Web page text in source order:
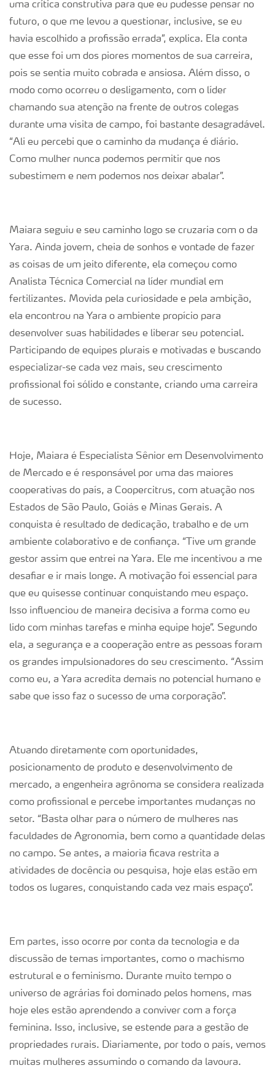
uma crítica construtiva para que eu pudesse pensar no
futuro, o que me levou a questionar, inclusive, se eu
havia escolhido a profissão errada”, explica. Ela conta
que esse foi um dos piores momentos de sua carreira,
pois se sentia muito cobrada e ansiosa. Além disso, o
modo como ocorreu o desligamento, com o líder
chamando sua atenção na frente de outros colegas
durante uma visita de campo, foi bastante desagradável.
“Ali eu percebi que o caminho da mudança é diário.
Como mulher nunca podemos permitir que nos
subestimem e nem podemos nos deixar abalar”.
Maiara seguiu e seu caminho logo se cruzaria com o da
Yara. Ainda jovem, cheia de sonhos e vontade de fazer
as coisas de um jeito diferente, ela começou como
Analista Técnica Comercial na líder mundial em
fertilizantes. Movida pela curiosidade e pela ambição,
ela encontrou na Yara o ambiente propício para
desenvolver suas habilidades e liberar seu potencial.
Participando de equipes plurais e motivadas e buscando
especializar-se cada vez mais, seu crescimento
profissional foi sólido e constante, criando uma carreira
de sucesso.
Hoje, Maiara é Especialista Sênior em Desenvolvimento
de Mercado e é responsável por uma das maiores
cooperativas do país, a Coopercitrus, com atuação nos
Estados de São Paulo, Goiás e Minas Gerais. A
conquista é resultado de dedicação, trabalho e de um
ambiente colaborativo e de confiança. “Tive um grande
gestor assim que entrei na Yara. Ele me incentivou a me
desafiar e ir mais longe. A motivação foi essencial para
que eu quisesse continuar conquistando meu espaço.
Isso influenciou de maneira decisiva a forma como eu
lido com minhas tarefas e minha equipe hoje”. Segundo
ela, a segurança e a cooperação entre as pessoas foram
os grandes impulsionadores do seu crescimento. “Assim
como eu, a Yara acredita demais no potencial humano e
sabe que isso faz o sucesso de uma corporação”.
Atuando diretamente com oportunidades,
posicionamento de produto e desenvolvimento de
mercado, a engenheira agrônoma se considera realizada
como profissional e percebe importantes mudanças no
setor. “Basta olhar para o número de mulheres nas
faculdades de Agronomia, bem como a quantidade delas
no campo. Se antes, a maioria ficava restrita a
atividades de docência ou pesquisa, hoje elas estão em
todos os lugares, conquistando cada vez mais espaço”.
Em partes, isso ocorre por conta da tecnologia e da
discussão de temas importantes, como o machismo
estrutural e o feminismo. Durante muito tempo o
universo de agrárias foi dominado pelos homens, mas
hoje eles estão aprendendo a conviver com a força
feminina. Isso, inclusive, se estende para a gestão de
propriedades rurais. Diariamente, por todo o país, vemos
muitas mulheres assumindo o comando da lavoura.